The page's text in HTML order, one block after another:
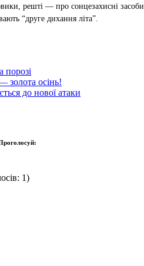
решті — про сонцезахисні засоби.
“друге дихання літа”.
порозі
золота осінь!
до нової атаки
1)